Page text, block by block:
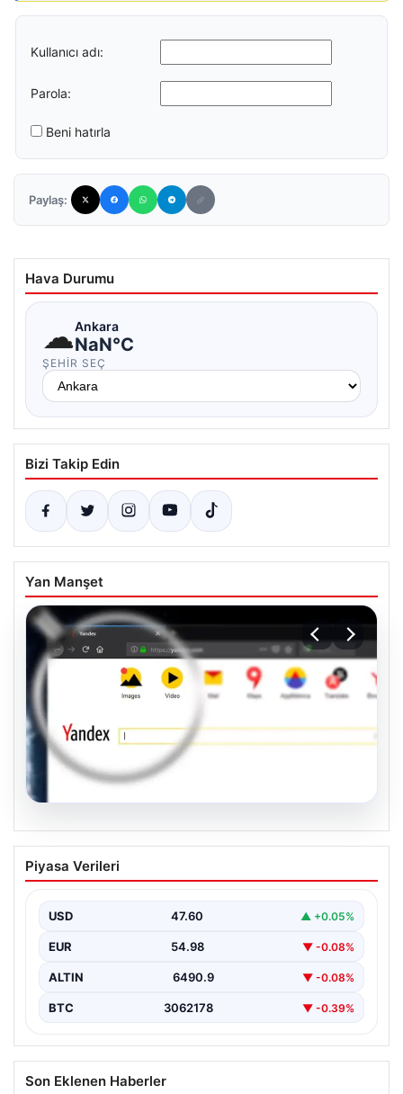
Kullanıcı adı:
Parola:
Beni hatırla
Paylaş:
Hava Durumu
☁Ankara
NaN°C
ŞEHIR SEÇ
Bizi Takip Edin
Yan Manşet
05.08.2026
Yandex Türkiye, Harita ve Navigasyon
Uygulamalarına Yapay Zeka
Şekillendiriyor
Yandex Türkiye, teknolojik gelişmeler ışığında önemli
bir adım atarak, en popüler harita ve navigasyon…
Piyasa Verileri
USD 47.60 ▲ +0.05%
EUR 54.98 ▼ -0.08%
ALTIN 6490.9 ▼ -0.08%
BTC 3062178 ▼ -0.39%
Son Eklenen Haberler